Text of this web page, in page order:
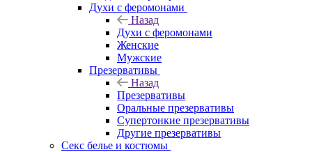
Духи с феромонами
Назад
Духи с феромонами
Женские
Мужские
Презервативы
Назад
Презервативы
Оральные презервативы
Супертонкие презервативы
Другие презервативы
Секс белье и костюмы